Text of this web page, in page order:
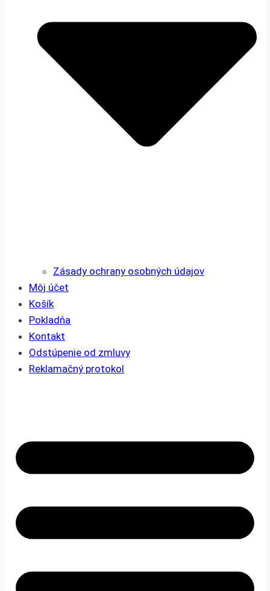
Zásady ochrany osobných údajov
Môj účet
Košík
Pokladňa
Kontakt
Odstúpenie od zmluvy
Reklamačný protokol